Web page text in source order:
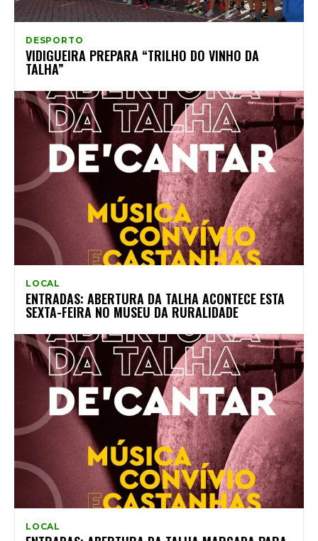
DESPORTO
VIDIGUEIRA PREPARA “TRILHO DO VINHO DA
TALHA”
LOCAL
ENTRADAS: ABERTURA DA TALHA ACONTECE ESTA
SEXTA-FEIRA NO MUSEU DA RURALIDADE
LOCAL